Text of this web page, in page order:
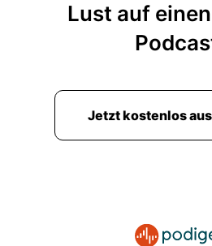
Lust auf
Jetzt kostenlos